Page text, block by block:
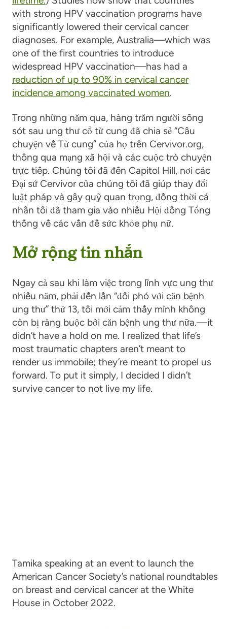
with strong HPV vaccination programs have
significantly lowered their cervical cancer
diagnoses. For example, Australia—which was
one of the first countries to introduce
widespread HPV vaccination—has had a
reduction of up to 90% in cervical cancer
incidence among vaccinated women.
Trong những năm qua, hàng trăm người sống
sót sau ung thư cổ tử cung đã chia sẻ “Câu
chuyện về Tử cung” của họ trên Cervivor.org,
thông qua mạng xã hội và các cuộc trò chuyện
trực tiếp. Chúng tôi đã đến Capitol Hill, nơi các
Đại sứ Cervivor của chúng tôi đã giúp thay đổi
luật pháp và gây quỹ quan trọng, đồng thời cá
nhân tôi đã tham gia vào nhiều Hội đồng Tổng
thống về các vấn đề sức khỏe phụ nữ.
Mở rộng tin nhắn
Ngay cả sau khi làm việc trong lĩnh vực ung thư
nhiều năm, phải đến lần “đối phó với căn bệnh
ung thư” thứ 13, tôi mới cảm thấy mình không
còn bị ràng buộc bởi căn bệnh ung thư nữa.—it
didn’t have a hold on me. I realized that life’s
most traumatic chapters aren’t meant to
render us immobile; they’re meant to propel us
forward. To put it simply, I decided I didn’t
survive cancer to not live my life.
Tamika speaking at an event to launch the
American Cancer Society’s national roundtables
on breast and cervical cancer at the White
House in October 2022.